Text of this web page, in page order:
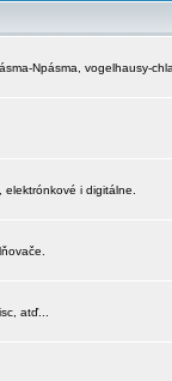
Npásma, vogelhausy-
i digitálne.
atď...